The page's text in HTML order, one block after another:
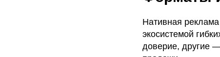
Нативная
экосистемой
доверие, другие